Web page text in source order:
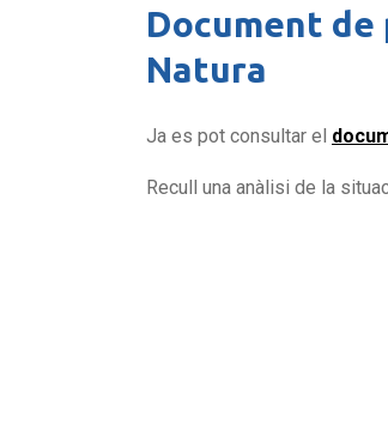
Document
Natura
Ja es pot consultar el
Recull una anàlisi de la